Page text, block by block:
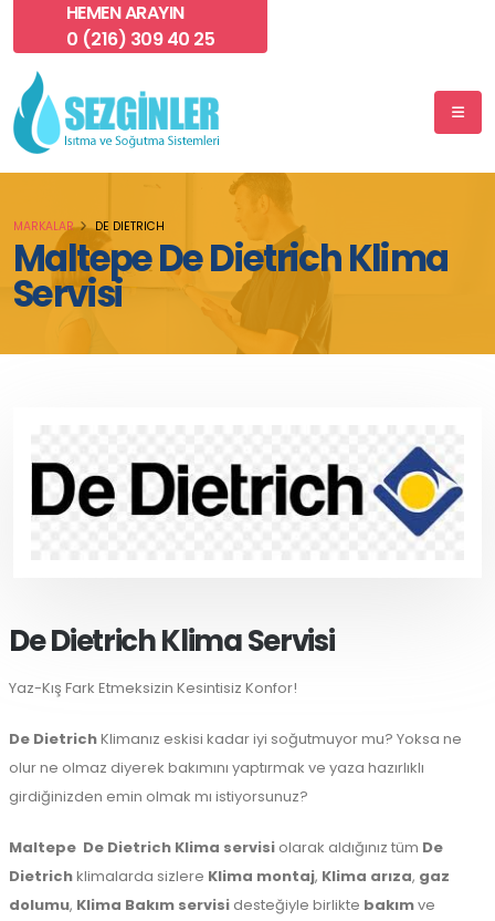
HEMEN ARAYIN
0 (216) 309 40 25
Maltepe De Dietrich Klima
Servisi
MARKALAR DE DIETRICH
De Dietrich Klima Servisi
Yaz-Kış Fark Etmeksizin Kesintisiz Konfor!
De DietrichKlimanız eskisi kadar iyi soğutmuyor mu? Yoksa ne
olur ne olmaz diyerek bakımını yaptırmak ve yaza hazırlıklı
girdiğinizden emin olmak mı istiyorsunuz?
Maltepe De Dietrich Klima servisi olarak aldığınız tüm De
Dietrichklimalarda sizlere Klima montaj, Klima arıza, gaz
dolumu, Klima Bakım servisi desteğiyle birlikte bakımve